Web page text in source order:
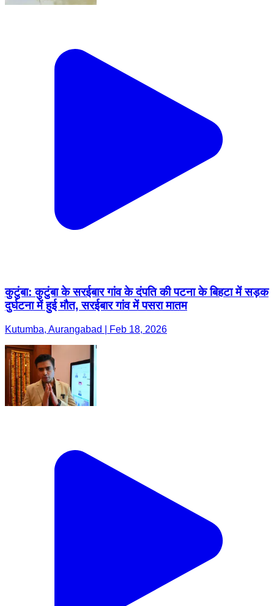
कुटुंबा: कुटुंबा के सरईबार गांव के दंपति की पटना के बिहटा में सड़क
दुर्घटना में हुई मौत, सरईबार गांव में पसरा मातम
Kutumba, Aurangabad | Feb 18, 2026